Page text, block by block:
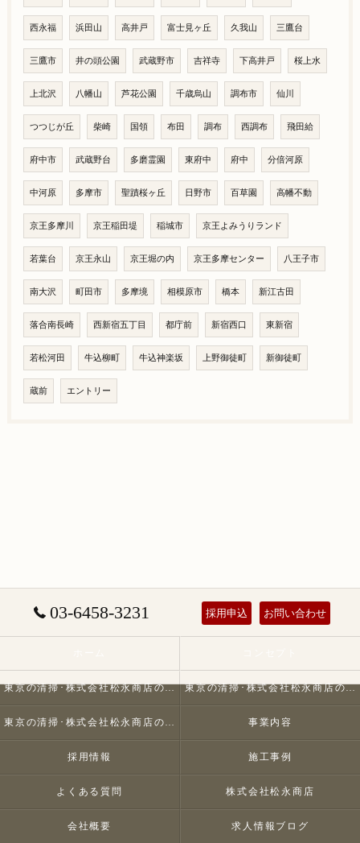
西永福 浜田山 高井戸 富士見ヶ丘 久我山 三鷹台
三鷹市 井の頭公園 武蔵野市 吉祥寺 下高井戸 桜上水
上北沢 八幡山 芦花公園 千歳烏山 調布市 仙川
つつじが丘 柴崎 国領 布田 調布 西調布 飛田給
府中市 武蔵野台 多磨霊園 東府中 府中 分倍河原
中河原 多摩市 聖蹟桜ヶ丘 日野市 百草園 高幡不動
京王多摩川 京王稲田堤 稲城市 京王よみうりランド
若葉台 京王永山 京王堀の内 京王多摩センター 八王子市
南大沢 町田市 多摩境 相模原市 橋本 新江古田
落合南長崎 西新宿五丁目 都庁前 新宿西口 東新宿
若松河田 牛込柳町 牛込神楽坂 上野御徒町 新御徒町
蔵前 エントリー
03-6458-3231 採用申込 お問い合わせ
東京の清掃･株式会社松永商店の口コミ情報 東京の清掃･株式会社松永商店の評判
東京の清掃･株式会社松永商店のお客様の声 事業内容
採用情報 施工事例
よくある質問 株式会社松永商店
会社概要 求人情報ブログ